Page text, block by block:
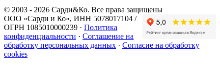
© 2003 - 2026 Сарди&Ко. Все права защищены
ООО «Сарди и Ко», ИНН 5078017104 /
ОГРН 1085010000239 · Политика
конфиденциальности · Соглашение на
обработку персональных данных · Согласие на обработку
cookies